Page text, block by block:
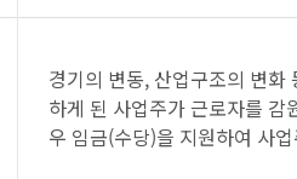
경기의 변동, 산업구조의 변화
하게 된 사업주가 근로자를 감
우 임금(수당)을 지원하여 사